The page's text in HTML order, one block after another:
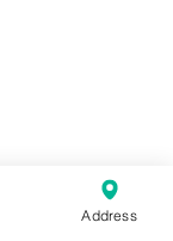
Address